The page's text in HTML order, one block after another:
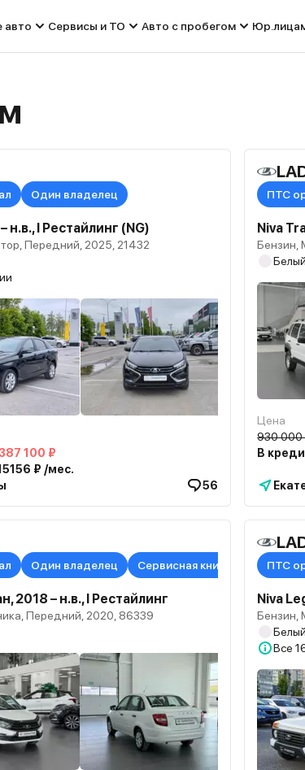
авто Сервисы и ТО Авто с пробегом
Один владелец
н.в., I Рестайлинг (NG)
Передний, 2025, 21432
100 ₽
₽ /мес.
56
ПТС
Niva
Бензин,
Белый
Цена
930 000
В
Один владелец Сервисная книжка в наличии
2018 – н.в., I Рестайлинг
Передний, 2020, 86339
ПТС
Niva
Бензин,
Белый
Все